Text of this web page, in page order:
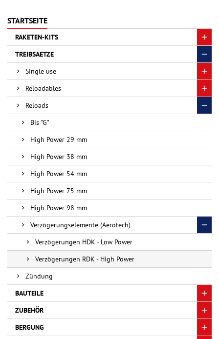
STARTSEITE
RAKETEN-KITS
TREIBSAETZE
Single use
Reloadables
Reloads
Bis "G"
High Power 29 mm
High Power 38 mm
High Power 54 mm
High Power 75 mm
High Power 98 mm
Verzögerungselemente (Aerotech)
Verzögerungen HDK - Low Power
Verzögerungen RDK - High Power
Zündung
BAUTEILE
ZUBEHÖR
BERGUNG